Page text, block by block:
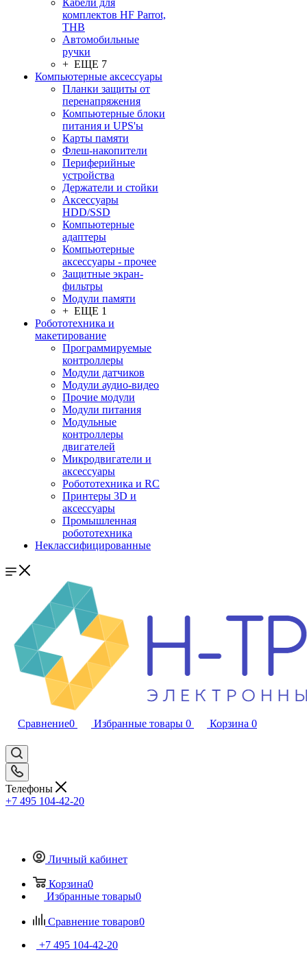
Кабели для
комплектов HF Parrot,
THB
Автомобильные
ручки
+ ЕЩЕ 7
Компьютерные аксессуары
Планки защиты от
перенапряжения
Компьютерные блоки
питания и UPS'ы
Карты памяти
Флеш-накопители
Периферийные
устройства
Держатели и стойки
Аксессуары
HDD/SSD
Компьютерные
адаптеры
Компьютерные
аксессуары - прочее
Защитные экран-
фильтры
Модули памяти
+ ЕЩЕ 1
Робототехника и
макетирование
Программируемые
контроллеры
Модули датчиков
Модули аудио-видео
Прочие модули
Модули питания
Модульные
контроллеры
двигателей
Микродвигатели и
аксессуары
Робототехника и RC
Принтеры 3D и
аксессуары
Промышленная
робототехника
Неклассифицированные
Сравнение0 Избранные товары 0 Корзина 0
Телефоны
+7 495 104-42-20
Личный кабинет
Корзина0
Избранные товары0
Сравнение товаров0
+7 495 104-42-20